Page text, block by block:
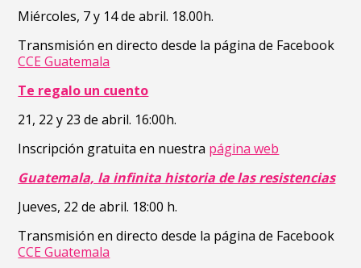
Miércoles, 7 y 14 de abril. 18.00h.
Transmisión en directo desde la página de Facebook
CCE Guatemala
Te regalo un cuento
21, 22 y 23 de abril. 16:00h.
Inscripción gratuita en nuestra página web
Guatemala, la infinita historia de las resistencias
Jueves, 22 de abril. 18:00 h.
Transmisión en directo desde la página de Facebook
CCE Guatemala